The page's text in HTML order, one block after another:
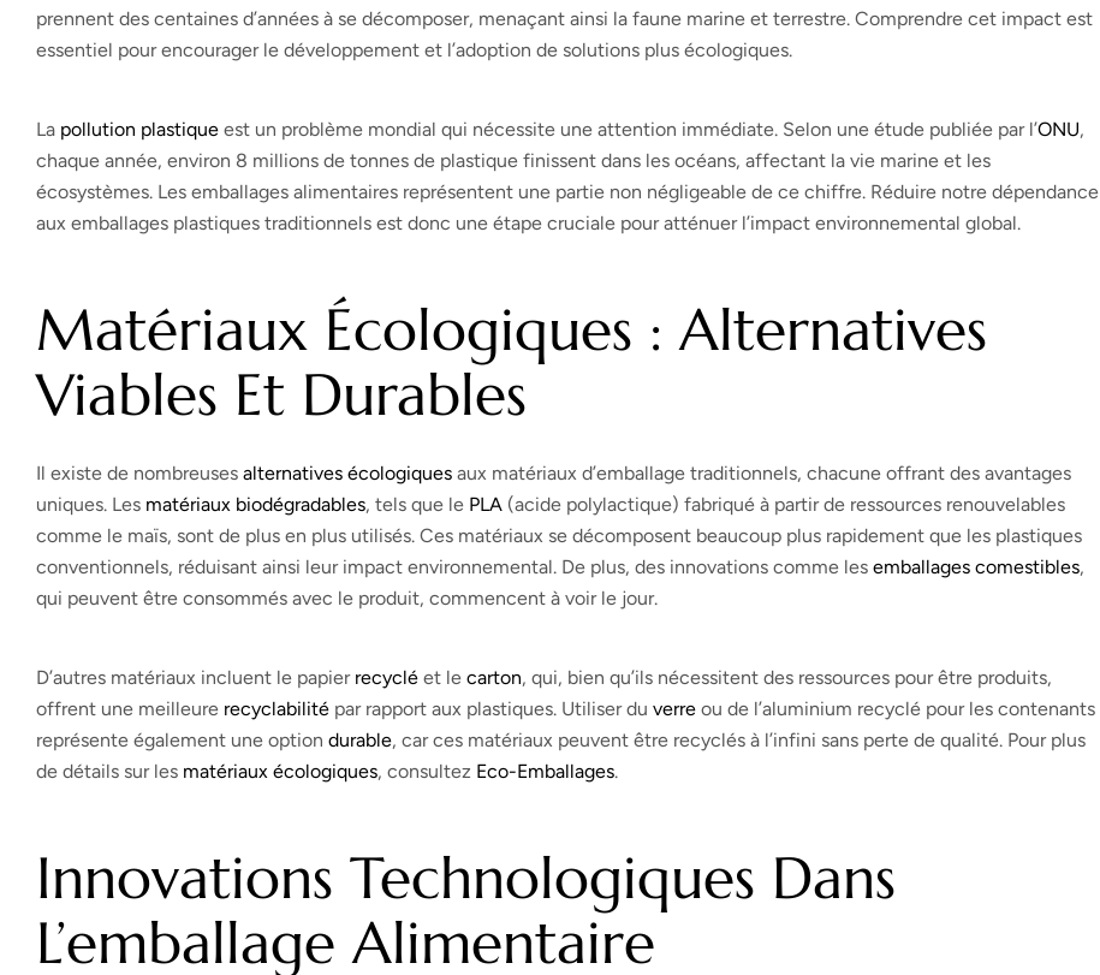
prennent des centaines d’années à se décomposer, menaçant ainsi la faune marine et terrestre. Comprendre cet impact est
essentiel pour encourager le développement et l’adoption de solutions plus écologiques.
La pollution plastique est un problème mondial qui nécessite une attention immédiate. Selon une étude publiée par l’ONU,
chaque année, environ 8 millions de tonnes de plastique finissent dans les océans, affectant la vie marine et les
écosystèmes. Les emballages alimentaires représentent une partie non négligeable de ce chiffre. Réduire notre dépendance
aux emballages plastiques traditionnels est donc une étape cruciale pour atténuer l’impact environnemental global.
Matériaux Écologiques : Alternatives
Viables Et Durables
Il existe de nombreuses alternatives écologiques aux matériaux d’emballage traditionnels, chacune offrant des avantages
uniques. Les matériaux biodégradables, tels que le PLA (acide polylactique) fabriqué à partir de ressources renouvelables
comme le maïs, sont de plus en plus utilisés. Ces matériaux se décomposent beaucoup plus rapidement que les plastiques
conventionnels, réduisant ainsi leur impact environnemental. De plus, des innovations comme les emballages comestibles,
qui peuvent être consommés avec le produit, commencent à voir le jour.
D’autres matériaux incluent le papier recyclé et le carton, qui, bien qu’ils nécessitent des ressources pour être produits,
offrent une meilleure recyclabilité par rapport aux plastiques. Utiliser du verre ou de l’aluminium recyclé pour les contenants
représente également une option durable, car ces matériaux peuvent être recyclés à l’infini sans perte de qualité. Pour plus
de détails sur les matériaux écologiques, consultez Eco-Emballages.
Innovations Technologiques Dans
L’emballage Alimentaire